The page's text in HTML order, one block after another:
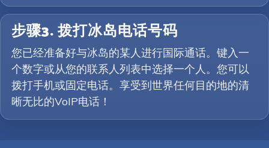
步骤3. 拨打冰岛电话号码
您已经准备好与冰岛的某人进行国际通话。键入一
个数字或从您的联系人列表中选择一个人。您可以
拨打手机或固定电话。享受到世界任何目的地的清
晰无比的VoIP电话！